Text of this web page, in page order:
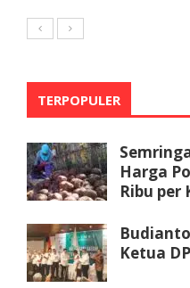
TERPOPULER
Harga
Ribu per
Ketua